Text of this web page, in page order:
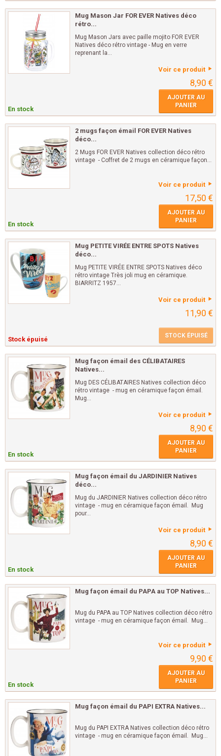
Mug Mason Jar FOR EVER Natives déco
rétro...
Mug Mason Jars avec paille mojito FOR EVER
Natives déco rétro vintage - Mug en verre
reprenant la...
Voir ce produit
8,90 €
En stock
AJOUTER AU
PANIER
2 mugs façon émail FOR EVER Natives
déco...
2 Mugs FOR EVER Natives collection déco rétro
vintage - Coffret de 2 mugs en céramique façon...
Voir ce produit
17,50 €
En stock
AJOUTER AU
PANIER
Mug PETITE VIRÉE ENTRE SPOTS Natives
déco...
Mug PETITE VIRÉE ENTRE SPOTS Natives déco
rétro vintage Très joli mug en céramique.
BIARRITZ 1957...
Voir ce produit
11,90 €
Stock épuisé STOCK ÉPUISÉ
Mug façon émail des CÉLIBATAIRES
Natives...
Mug DES CÉLIBATAIRES Natives collection déco
rétro vintage - mug en céramique façon émail.
Mug...
Voir ce produit
8,90 €
En stock
AJOUTER AU
PANIER
Mug façon émail du JARDINIER Natives
déco...
Mug du JARDINIER Natives collection déco rétro
vintage - mug en céramique façon émail. Mug
pour...
Voir ce produit
8,90 €
En stock
AJOUTER AU
PANIER
Mug façon émail du PAPA au TOP Natives...
Mug du PAPA au TOP Natives collection déco rétro
vintage - mug en céramique façon émail. Mug...
Voir ce produit
9,90 €
En stock
AJOUTER AU
PANIER
Mug façon émail du PAPI EXTRA Natives...
Mug du PAPI EXTRA Natives collection déco rétro
vintage - mug en céramique façon émail. Mug...